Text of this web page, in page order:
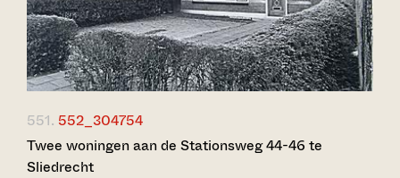
551. 552_304754
Twee woningen aan de Stationsweg 44-46 te
Sliedrecht